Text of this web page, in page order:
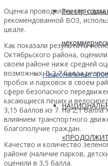
Реестр
Национальные
Оценка проводилась методом
рекомендованной ВОЗ,
шкале.
Как показали результаты
Октябрьского района,
своем районе ниже средней
возможных. В 2,7 балла
пробок и парковок в своем
сфере безопасного
касающиеся пеших и
3,15 баллов из 7. На 2,1 балла
влиянием транспортного
благополучие граждан.
Качество и количество
районе (наличие парков,
оценили в 3,5 балла.